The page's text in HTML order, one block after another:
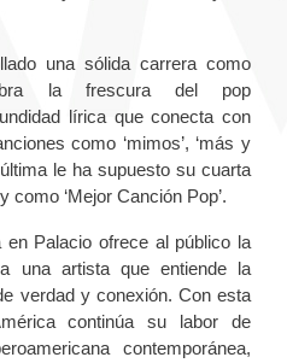
una sólida carrera como
la frescura del pop
lírica que conecta con
como ‘mimos’, ‘más y
última le ha supuesto su cuarta
como ‘Mejor Canción Pop’.
Palacio ofrece al público la
una artista que entiende la
verdad y conexión. Con esta
continúa su labor de
contemporánea,